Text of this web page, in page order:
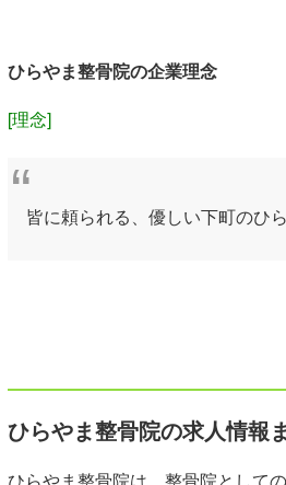
ひらやま整骨院の企業理念
[理念]
皆に頼られる、優しい下町のひ
ひらやま整骨院の求人情報